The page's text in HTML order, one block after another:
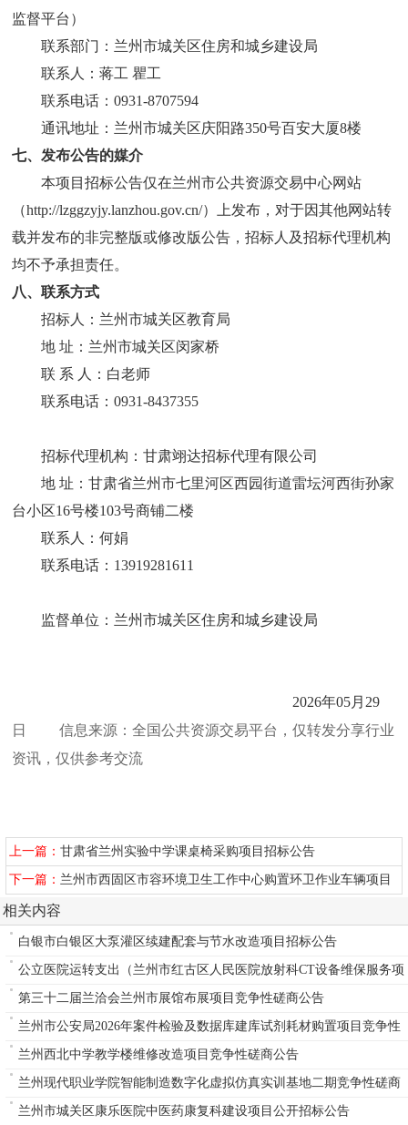
监督平台）
联系部门：兰州市城关区住房和城乡建设局
联系人：蒋工 瞿工
联系电话：0931-8707594
通讯地址：兰州市城关区庆阳路350号百安大厦8楼
七、发布公告的媒介
本项目招标公告仅在兰州市公共资源交易中心网站
（http://lzggzyjy.lanzhou.gov.cn/）上发布，对于因其他网站转
载并发布的非完整版或修改版公告，招标人及招标代理机构
均不予承担责任。
八、联系方式
招标人：兰州市城关区教育局
地 址：兰州市城关区闵家桥
联 系 人：白老师
联系电话：0931-8437355
招标代理机构：甘肃翊达招标代理有限公司
地 址：甘肃省兰州市七里河区西园街道雷坛河西街孙家
台小区16号楼103号商铺二楼
联系人：何娟
联系电话： 13919281611
监督单位：兰州市城关区住房和城乡建设局
2026年05月 29
日信息来源：全国公共资源交易平台，仅转发分享行业
资讯，仅供参考交流
上一篇：甘肃省兰州实验中学课桌椅采购项目招标公告
下一篇： 兰州市西固区市容环境卫生工作中心购置环卫作业车辆项目
公开招标公告
相关内容
白银市白银区大泵灌区续建配套与节水改造项目招标公告
公立医院运转支出（兰州市红古区人民医院放射科CT设备维保服务项
目）
第三十二届兰洽会兰州市展馆布展项目竞争性磋商公告
兰州市公安局2026年案件检验及数据库建库试剂耗材购置项目竞争性
磋商公告
兰州西北中学教学楼维修改造项目竞争性磋商公告
兰州现代职业学院智能制造数字化虚拟仿真实训基地二期竞争性磋商
公告
兰州市城关区康乐医院中医药康复科建设项目公开招标公告